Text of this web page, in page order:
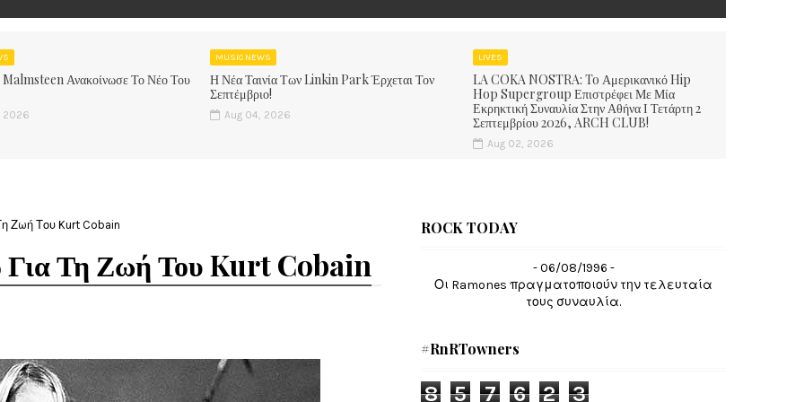
Ανακοίνωσε Το Νέο Του
2026
MUSIC NEWS
Η Νέα Ταινία Των Linkin Park Έρχεται Τον
Σεπτέμβριο!
Aug 04, 2026
LIVES
LA COKA NOSTRA: To Αμερικανικό Hip
Hop Supergroup Επιστρέφει Με Μία
Εκρηκτική Συναυλία Στην Αθήνα Ι Τετάρτη 2
Σεπτεμβρίου 2026, ARCH CLUB!
Aug 02, 2026
Ζωή Του Kurt Cobain
Για Τη Ζωή Του Kurt Cobain
ROCK TODAY
- 06/08/1996 -
Οι Ramones πραγματοποιούν την τελευταία
τους συναυλία.
#RnRTowners
8 5 7 6 2 3